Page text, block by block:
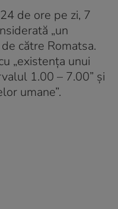
de ore pe zi, 7
„un
către Romatsa.
„existența unui
1.00 – 7.00” și
umane”.